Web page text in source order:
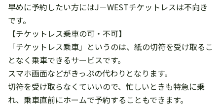
早めに予約したい方にはJ－WESTチケットレスは不向き
です。
【チケットレス乗車の可・不可】
「チケットレス乗車」というのは、紙の切符を受け取るこ
となく乗車できるサービスです。
スマホ画面などがきっぷの代わりとなります。
切符を受け取らなくていいので、忙しいときも特急に乗
れ、乗車直前にホームで予約することもできます。